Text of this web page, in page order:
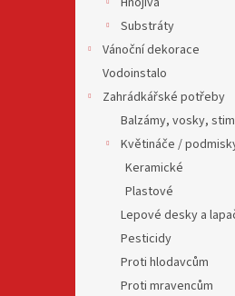
Substráty
Vánoční dekorace
Vodoinstalo
Zahrádkářské potřeby
Balzámy, vosky,
Květináče /
Keramické
Plastové
Lepové desky a
Pesticidy
Proti hlodavcům
Proti mravencům